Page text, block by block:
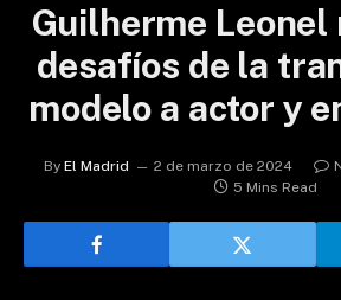
Guilherme Leonel
desafíos de la
modelo a actor y
By El Madrid 2 de marzo de 2024
5 Mins Read